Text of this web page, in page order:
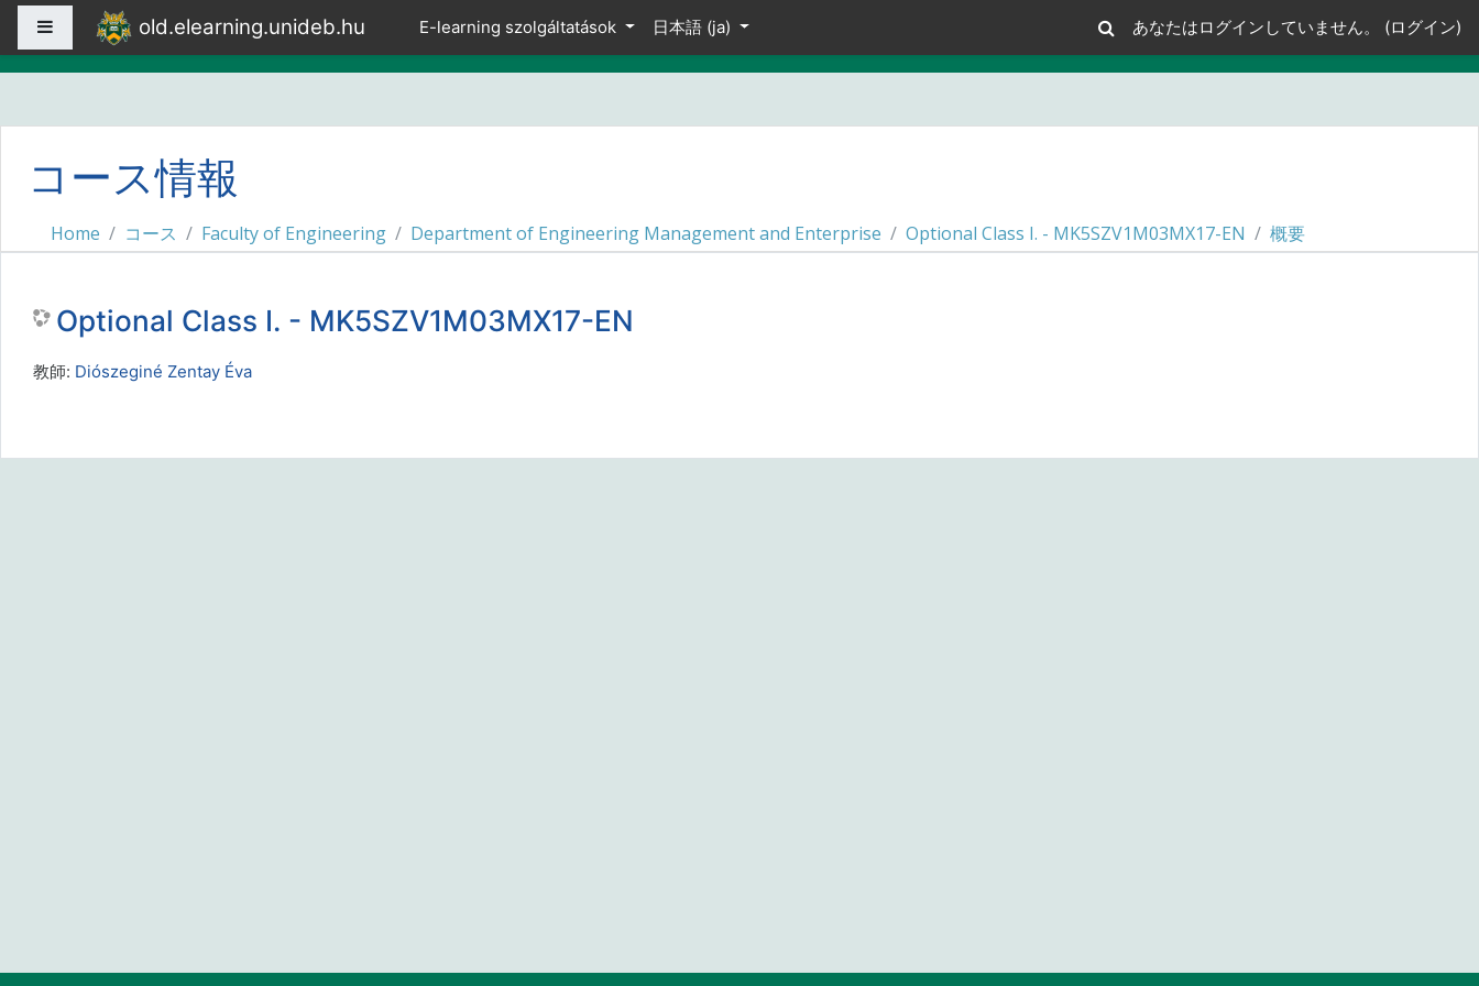
メインコンテンツへスキップする
サイドパネルold.elearning.unideb.hu E-learning szolgáltatások 日本語 ‎(ja)‎ あなたはログインしていません。 (ログイン)
コース情報
Home コース Faculty of Engineering Department of Engineering Management and Enterprise Optional Class I. - MK5SZV1M03MX17-EN 概要
Optional Class I. - MK5SZV1M03MX17-EN
教師: Diószeginé Zentay Éva